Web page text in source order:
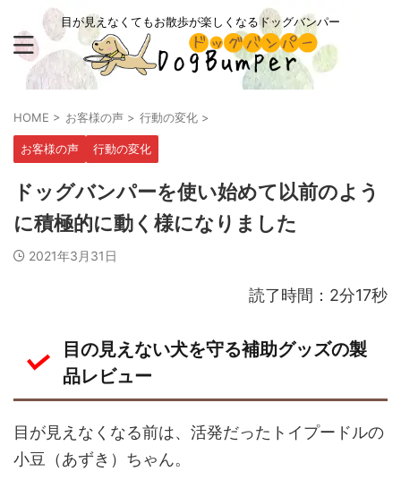
目が見えなくてもお散歩が楽しくなるドッグバンパー
HOME > お客様の声 > 行動の変化 >
お客様の声 行動の変化
ドッグバンパーを使い始めて以前のよう
に積極的に動く様になりました
2021年3月31日
読了時間：2分17秒
目の見えない犬を守る補助グッズの製
品レビュー
目が見えなくなる前は、活発だったトイプードルの
小豆（あずき）ちゃん。